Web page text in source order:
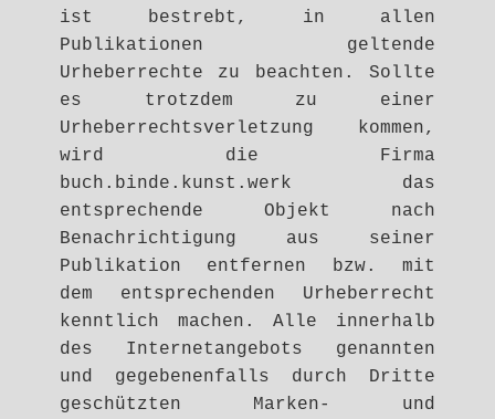
ist bestrebt, in allen
Publikationen geltende
Urheberrechte zu beachten. Sollte
es trotzdem zu einer
Urheberrechtsverletzung kommen,
wird die Firma
buch.binde.kunst.werk das
entsprechende Objekt nach
Benachrichtigung aus seiner
Publikation entfernen bzw. mit
dem entsprechenden Urheberrecht
kenntlich machen. Alle innerhalb
des Internetangebots genannten
und gegebenenfalls durch Dritte
geschützten Marken- und